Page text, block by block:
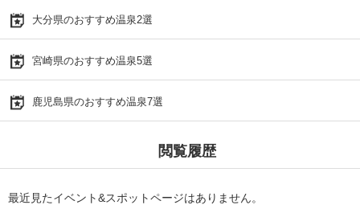
大分県のおすすめ温泉2選
宮崎県のおすすめ温泉5選
鹿児島県のおすすめ温泉7選
閲覧履歴
最近見たイベント&スポットページはありません。